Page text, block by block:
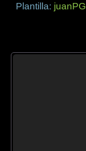
Plantilla: juanPG